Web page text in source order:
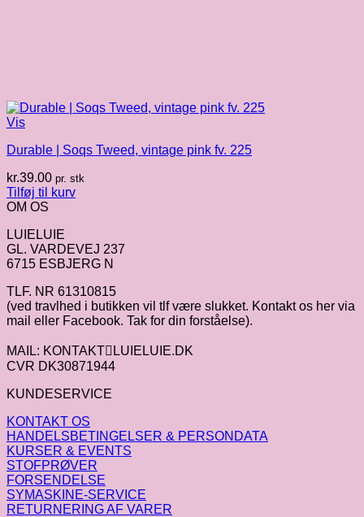
Vis
Durable | Soqs Tweed, vintage pink fv. 225
kr.39.00 pr. stk
Tilføj til kurv
OM OS
LUIELUIE
GL. VARDEVEJ 237
6715 ESBJERG N
TLF. NR 61310815
(ved travlhed i butikken vil tlf være slukket. Kontakt os her via
mail eller Facebook. Tak for din forståelse).
MAIL: KONTAKTLUIELUIE.DK
CVR DK30871944
KUNDESERVICE
KONTAKT OS
HANDELSBETINGELSER & PERSONDATA
KURSER & EVENTS
STOFPRØVER
FORSENDELSE
SYMASKINE-SERVICE
RETURNERING AF VARER